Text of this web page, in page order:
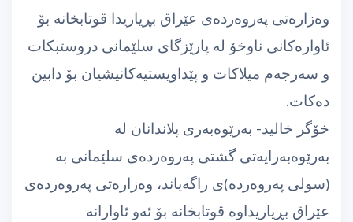
وه‌زاره‌تی په‌روه‌رده‌ی عێراق بڕیاریدا قوتابخانه‌ بۆ
ئاواره‌كانی ناوخۆ له‌ پارێزگای سلێمانی دروستبكات
و سه‌رجه‌م میلاكات و پێداویستیه‌كانیشیان بۆ دابین
ده‌كات.
خۆگر خالید- به‌رێوه‌به‌ری پلاندانان له‌
به‌رێوه‌به‌رایه‌تی گشتی په‌روه‌رده‌ی سلێمانی به‌
(سولی په‌روه‌رده‌)ی راگه‌یاند، وه‌زاره‌تی په‌روه‌رده‌ی
عێراق بڕیاریداوه‌ قوتابخانه‌ بۆ ئه‌و ئاوارانه‌